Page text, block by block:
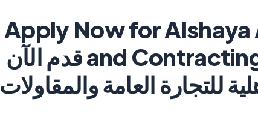
Apply Now for Alshaya
and Contracting Co Jobs in Kuwait 2026 قدم الآن
للتجارة العامة والمقاولات